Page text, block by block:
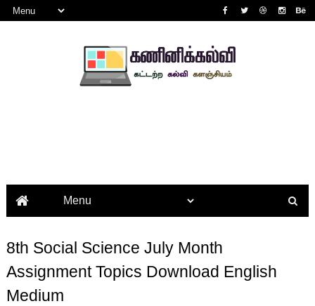
8th Social Science July Month
Assignment Topics Download English
Medium